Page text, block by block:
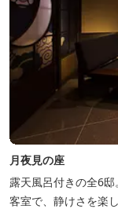
月夜見の座
露天風呂付きの全6
客室で、静けさを楽